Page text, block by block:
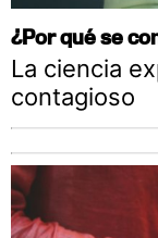
¿Por qué se
La ciencia
contagioso